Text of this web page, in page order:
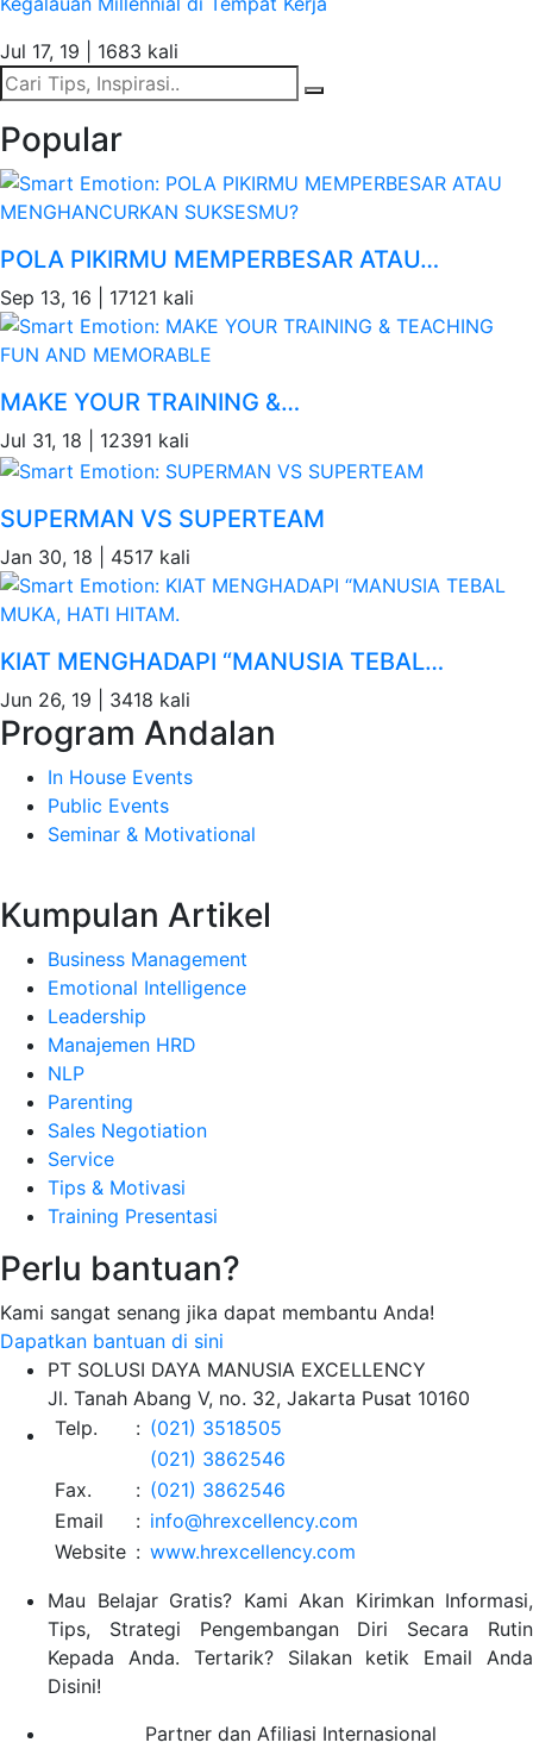
Jul 17, 19 | 1683 kali
Popular
POLA PIKIRMU MEMPERBESAR ATAU…
Sep 13, 16 | 17121 kali
MAKE YOUR TRAINING &…
Jul 31, 18 | 12391 kali
SUPERMAN VS SUPERTEAM
Jan 30, 18 | 4517 kali
KIAT MENGHADAPI “MANUSIA TEBAL…
Jun 26, 19 | 3418 kali
Program Andalan
In House Events
Public Events
Seminar & Motivational
Kumpulan Artikel
Business Management
Emotional Intelligence
Leadership
Manajemen HRD
NLP
Parenting
Sales Negotiation
Service
Tips & Motivasi
Training Presentasi
Perlu bantuan?
Kami sangat senang jika dapat membantu Anda!
Dapatkan bantuan di sini
PT SOLUSI DAYA MANUSIA EXCELLENCY
Jl. Tanah Abang V, no. 32, Jakarta Pusat 10160
Telp.
: (021) 3518505
(021) 3862546
Fax.
: (021) 3862546
Email
: info@hrexcellency.com
Website : www.hrexcellency.com
Mau Belajar Gratis? Kami Akan Kirimkan Informasi,
Tips, Strategi Pengembangan Diri Secara Rutin
Kepada Anda. Tertarik? Silakan ketik Email Anda
Disini!
Partner dan Afiliasi Internasional